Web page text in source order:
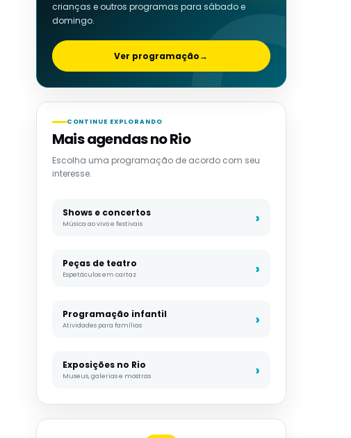
crianças e outros programas para sábado e
domingo.
Ver programação→
CONTINUE EXPLORANDO
Mais agendas no Rio
Escolha uma programação de acordo com seu
interesse.
Shows e concertos
Música ao vivo e festivais
Peças de teatro
Espetáculos em cartaz
Programação infantil
Atividades para famílias
Exposições no Rio
Museus, galerias e mostras